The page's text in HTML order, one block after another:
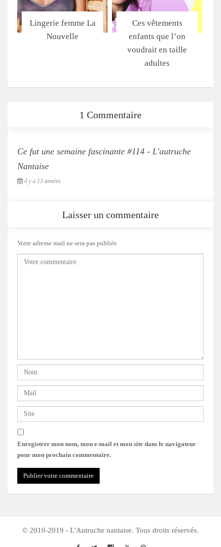
Lingerie femme La
Nouvelle
Ces vêtements
enfants que l’on
voudrait en taille
adultes
1 Commentaire
Ce fut une semaine fascinante #114 - L'autruche
Nantaise
il y a 13 années
Laisser un commentaire
Votre adresse mail ne sera pas publiée
Enregistrer mon nom, mon e-mail et mon site dans le navigateur
pour mon prochain commentaire.
© 2010-2019 - L'Autruche nantaise. Tous droits réservés.